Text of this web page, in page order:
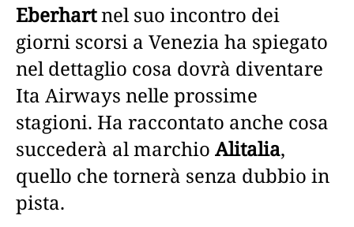
Eberhartnel suo incontro dei
giorni scorsi a Venezia ha spiegato
nel dettaglio cosa dovrà diventare
Ita Airways nelle prossime
stagioni. Ha raccontato anche cosa
succederà al marchio Alitalia,
quello che tornerà senza dubbio in
pista.